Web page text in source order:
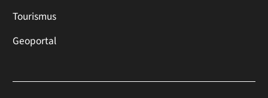
Tourismus
Geoportal